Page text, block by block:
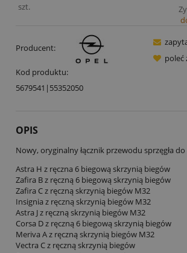
szt.
Producent:
Kod produktu:
5679541|55352050
poleć
OPIS
Nowy, oryginalny łącznik przewodu sprzęgła
Astra H z ręczna 6 biegową skrzynią biegów
Zafira B z ręczną 6 biegową skrzynią biegów
Zafira C z ręczną skrzynią biegów M32
Insignia z ręczną skrzynią biegów M32
Astra J z ręczną skrzynią biegów M32
Corsa D z ręczną 6 biegową skrzynią biegów
Meriva A z ręczną skrzynią biegów M32
Vectra C z ręczną skrzynią biegów